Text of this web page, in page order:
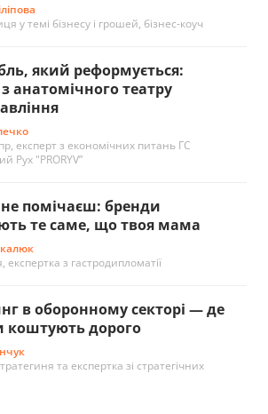
у темі бізнесу і грошей, бізнес-коуч
який реформується:
анатомічного театру
експерт з економічних питань ГС
Рух "PRORYV”
помічаєш: бренди
те саме, що твоя мама
експертка з гастродипломатії
в оборонному секторі — де
коштують дорого
та експертка зі стратегічних